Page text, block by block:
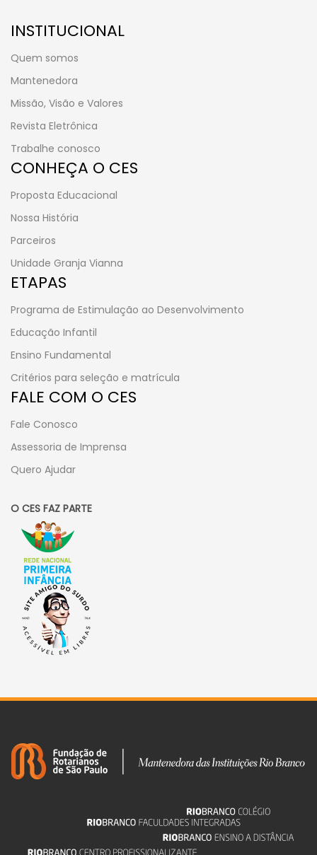
INSTITUCIONAL
Quem somos
Mantenedora
Missão, Visão e Valores
Revista Eletrônica
Trabalhe conosco
CONHEÇA O CES
Proposta Educacional
Nossa História
Parceiros
Unidade Granja Vianna
ETAPAS
Programa de Estimulação ao Desenvolvimento
Educação Infantil
Ensino Fundamental
Critérios para seleção e matrícula
FALE COM O CES
Fale Conosco
Assessoria de Imprensa
Quero Ajudar
O CES FAZ PARTE